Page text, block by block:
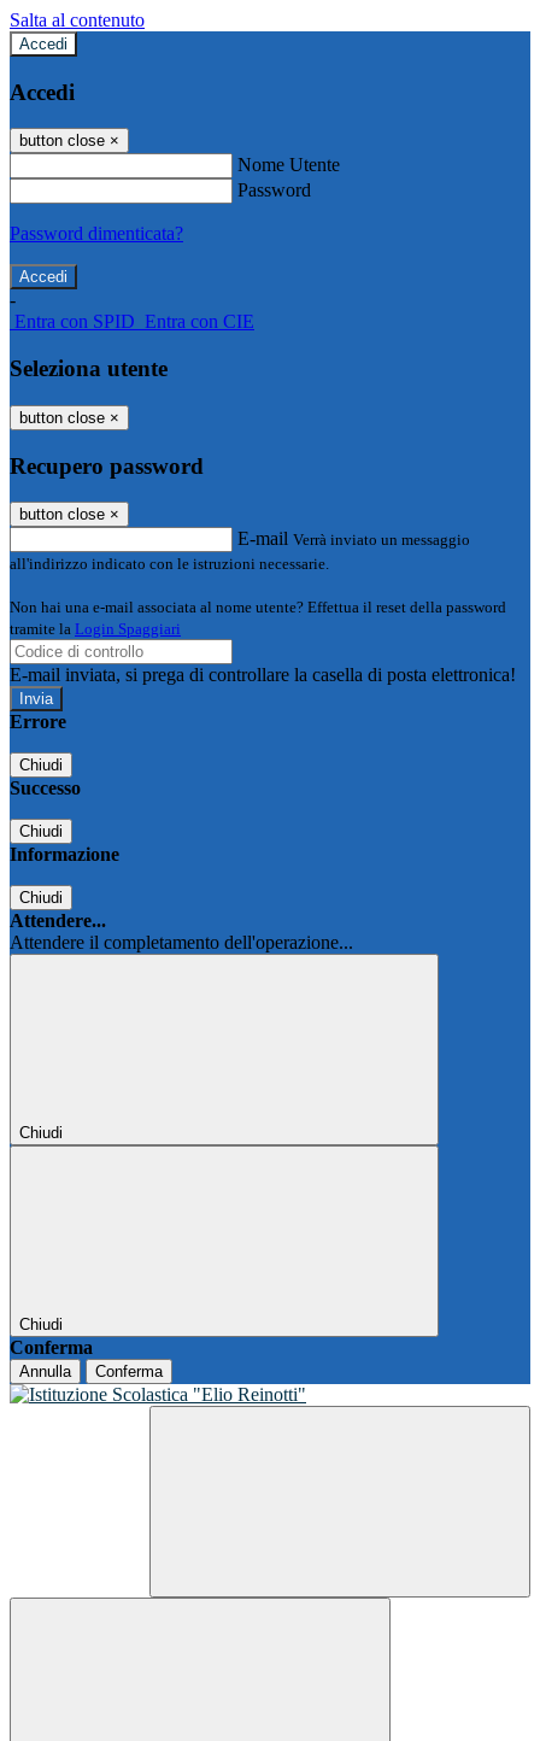
Salta al contenuto
Accedi
Accedi
button close ×
Nome Utente
Password
Password dimenticata?
-
Entra con SPID Entra con CIE
Seleziona utente
button close ×
Recupero password
button close ×
E-mail Verrà inviato un messaggio
all'indirizzo indicato con le istruzioni necessarie.
Non hai una e-mail associata al nome utente? Effettua il reset della password
tramite la Login Spaggiari
E-mail inviata, si prega di controllare la casella di posta elettronica!
Errore
Chiudi
Successo
Chiudi
Informazione
Chiudi
Attendere...
Attendere il completamento dell'operazione...
Chiudi
Chiudi
Conferma
Annulla Conferma